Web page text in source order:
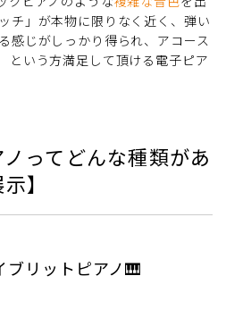
チ」が本物に限りなく近く、弾い
感じがしっかり得られ、アコース
いう方満足して頂ける電子ピア
ってどんな種類があ
】
リットピアノ🎹